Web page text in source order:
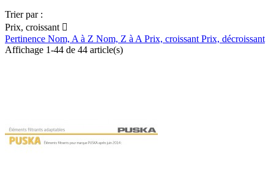
Trier par :
Prix, croissant 
Pertinence Nom, A à Z Nom, Z à A Prix, croissant Prix, décroissant
Affichage 1-44 de 44 article(s)